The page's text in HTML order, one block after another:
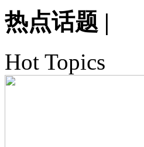
热点话题 |
Hot Topics